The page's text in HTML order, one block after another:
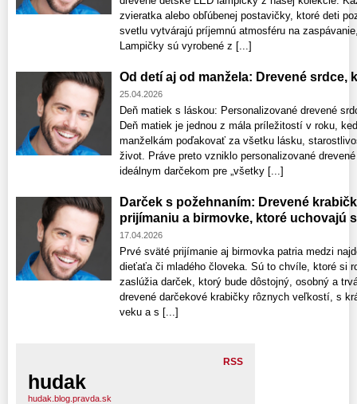
zvieratka alebo obľúbenej postavičky, ktoré deti
svetlu vytvárajú príjemnú atmosféru na
Lampičky sú vyrobené z [...]
Od detí aj od manžela: Drevené srdce,
25.04.2026
Deň matiek s láskou: Personalizované drevené
Deň matiek je jednou z mála príležitostí v roku,
manželkám poďakovať za všetku lásku,
život. Práve preto vzniklo personalizované
ideálnym darčekom pre „všetky [...]
Darček s požehnaním: Drevené
prijímaniu a birmovke, ktoré uchovajú
17.04.2026
Prvé sväté prijímanie aj birmovka patria medzi
dieťaťa či mladého človeka. Sú to chvíle, ktoré si
zaslúžia darček, ktorý bude dôstojný, osobný a
drevené darčekové krabičky rôznych veľkostí, s
veku a s [...]
RSS
hudak
hudak.blog.pravda.sk